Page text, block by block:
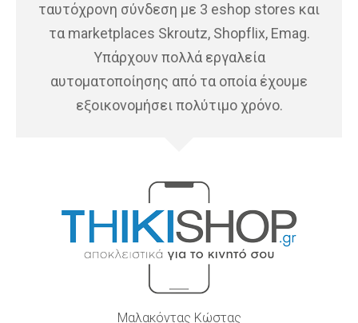
ταυτόχρονη σύνδεση με 3 eshop stores και
τα marketplaces Skroutz, Shopflix, Emag.
Υπάρχουν πολλά εργαλεία
αυτοματοποίησης από τα οποία έχουμε
εξοικονομήσει πολύτιμο χρόνο.
Μαλακόντας Κώστας